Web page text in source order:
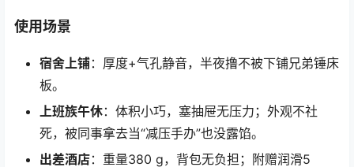
使用场景
宿舍上铺：厚度+气孔静音，半夜撸不被下铺兄弟锤床
板。
上班族午休：体积小巧，塞抽屉无压力；外观不社
死，被同事拿去当“减压手办”也没露馅。
出差酒店：重量380 g，背包无负担；附赠润滑5